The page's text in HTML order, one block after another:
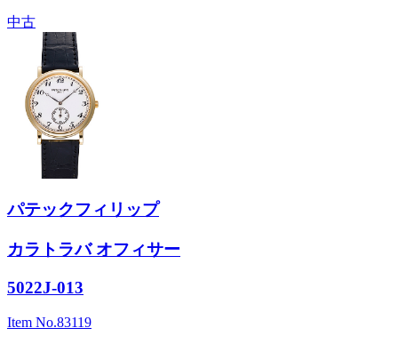
中古
パテックフィリップ
カラトラバ オフィサー
5022J-013
Item No.83119